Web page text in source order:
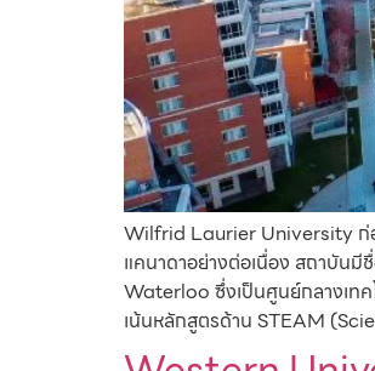
Wilfrid Laurier University ก่อ
แคนาดาอย่างต่อเนื่อง สถาบัน
Waterloo ซึ่งเป็นศูนย์กลางเท
เน้นหลักสูตรด้าน STEAM